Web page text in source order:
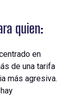
quien:
en
de una tarifa
más agresiva.